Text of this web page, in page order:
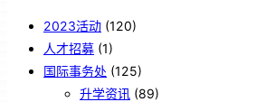
2023活动 (120)
人才招募 (1)
国际事务处 (125)
升学资讯 (89)